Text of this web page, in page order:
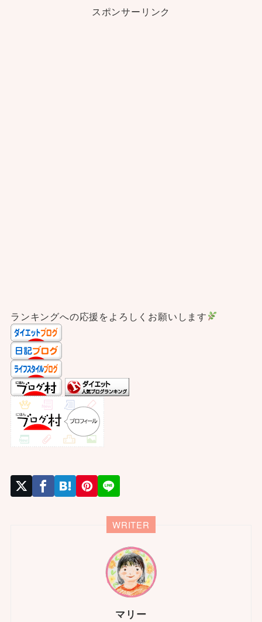
スポンサーリンク
ランキングへの応援をよろしくお願いします
WRITER
マリー